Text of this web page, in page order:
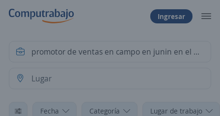
Ingresar
Fecha Categoría Lugar de trabajo